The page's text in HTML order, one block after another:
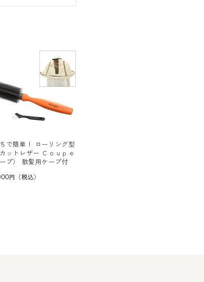
で簡単！ ローリング型
ットレザー Ｃｏｕｐｅ
ープ） 散髪用ケープ付